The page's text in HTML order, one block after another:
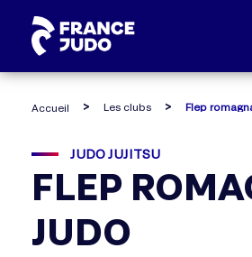
Accueil Les clubs
JUDO JUJITSU
FLEP
JUDO